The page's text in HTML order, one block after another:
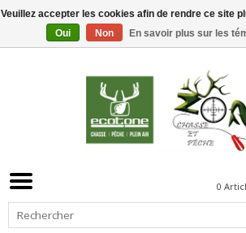
0
Veuillez accepter les cookies afin de rendre ce site
Oui
Non En savoir plus sur les